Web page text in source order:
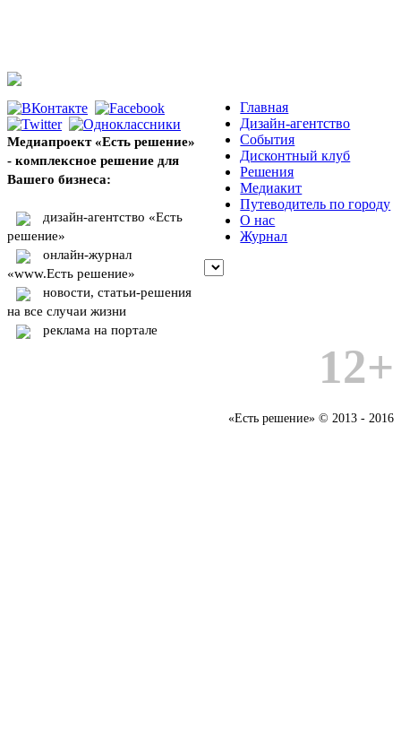
Медиапроект «Есть решение»
- комплексное решение для
Вашего бизнеса:
дизайн-агентство «Есть
решение»
онлайн-журнал
«www.Есть решение»
новости, статьи-решения
на все случаи жизни
реклама на портале
Главная
Дизайн-агентство
События
Дисконтный клуб
Решения
Медиакит
Путеводитель по городу
О нас
Журнал
12+
«Есть решение» © 2013 - 2016